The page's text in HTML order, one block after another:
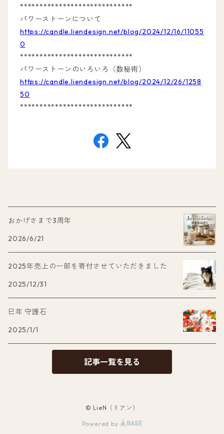
*****************************
パワーストーンについて
https://candle.liendesign.net/blog/2024/12/16/11055
0
*****************************
パワーストーンのいろいろ（数秘術）
https://candle.liendesign.net/blog/2024/12/26/1258
50
*****************************
おかげさまで3周年
2026/6/21
2025年売上の一部を寄付させていただきました
2025/12/31
巳年 守護石
2025/1/1
記事一覧を見る
© LieN（リアン）
Powered by